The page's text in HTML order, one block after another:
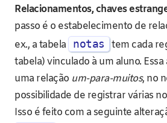
Relacionamentos, chaves
passo é o estabelecimento de
ex., a tabela notas
tem cada
tabela) vinculado à um aluno.
uma relação um-para-muitos, no
possibilidade de registrar várias
Isso é feito com a seguinte